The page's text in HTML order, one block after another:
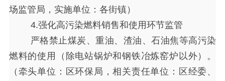
场监管局，实施单位：各街镇）
4.强化高污染燃料销售和使用环节监管
严格禁止煤炭、重油、渣油、石油焦等高污染
燃料的使用（除电站锅炉和钢铁冶炼窑炉以外）。
（牵头单位：区环保局，相关责任单位：区经委、